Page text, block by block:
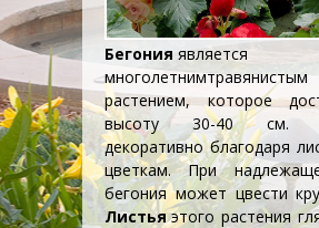
Бегония является
многолетнимтравянистым
растением, которое
высоту 30-40 см.
декоративно благодаря
цветкам. При
бегония может цвести
Листья этого растения